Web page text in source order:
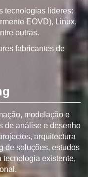
tecnologias lideres:
EOVD), Linux,
outras.
fabricantes de
modelação e
de análise e desenho
arquitectura
de soluções, estudos
tecnologia existente,